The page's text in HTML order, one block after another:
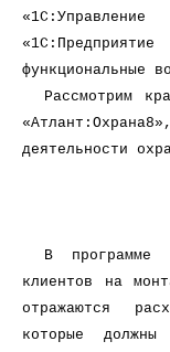
функциональные
Рассмотрим
деятельности
В программе
клиентов на
отражаются
которые должны